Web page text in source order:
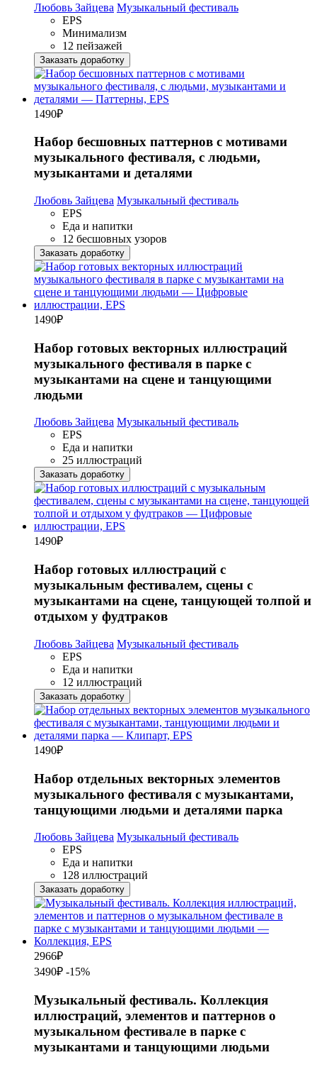
Любовь Зайцева Музыкальный фестиваль
EPS
Минимализм
12 пейзажей
Заказать доработку
1490₽
Набор бесшовных паттернов с мотивами
музыкального фестиваля, с людьми,
музыкантами и деталями
Любовь Зайцева Музыкальный фестиваль
EPS
Еда и напитки
12 бесшовных узоров
Заказать доработку
1490₽
Набор готовых векторных иллюстраций
музыкального фестиваля в парке с
музыкантами на сцене и танцующими
людьми
Любовь Зайцева Музыкальный фестиваль
EPS
Еда и напитки
25 иллюстраций
Заказать доработку
1490₽
Набор готовых иллюстраций с
музыкальным фестивалем, сцены с
музыкантами на сцене, танцующей толпой и
отдыхом у фудтраков
Любовь Зайцева Музыкальный фестиваль
EPS
Еда и напитки
12 иллюстраций
Заказать доработку
1490₽
Набор отдельных векторных элементов
музыкального фестиваля с музыкантами,
танцующими людьми и деталями парка
Любовь Зайцева Музыкальный фестиваль
EPS
Еда и напитки
128 иллюстраций
Заказать доработку
2966₽
3490₽ -15%
Музыкальный фестиваль. Коллекция
иллюстраций, элементов и паттернов о
музыкальном фестивале в парке с
музыкантами и танцующими людьми